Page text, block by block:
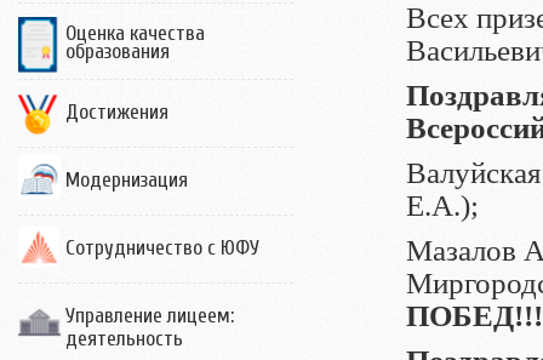
Оценка качества
образования
Достижения
Модернизация
Сотрудничество с ЮФУ
Управление лицеем:
деятельность
Всех
Е.А.);
Мазалов
ПОБЕД!!!